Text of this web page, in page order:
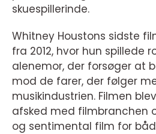
skuespillerinde.
Whitney Houstons sidste
fra 2012, hvor hun spillede
alenemor, der forsøger at
mod de farer, der følger
musikindustrien. Filmen
afsked med filmbranchen
og sentimental film for